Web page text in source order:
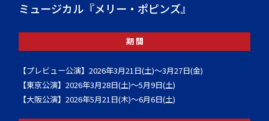
ミュージカル『メリー・ポピンズ』
期 間
【プレビュー公演】2026年3月21日(土)～3月27日(金)
【東京公演】2026年3月28日(土)～5月9日(土)
【大阪公演】2026年5月21日(木)～6月6日(土)